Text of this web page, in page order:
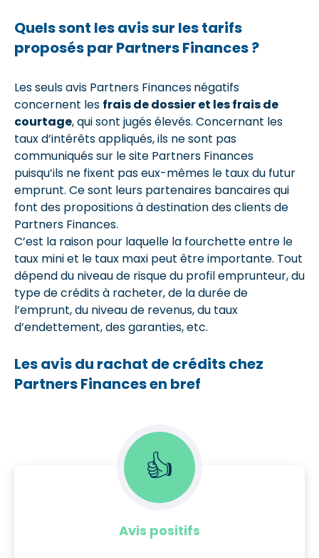
Quels sont les avis sur les tarifs
proposés par Partners Finances ?
Les seuls avis Partners Financesnégatifs
concernent les frais de dossier et les frais de
courtage, qui sont jugés élevés. Concernant les
taux d’intérêts appliqués, ils ne sont pas
communiqués sur le site Partners Finances
puisqu’ils ne fixent pas eux-mêmes le taux du futur
emprunt. Ce sont leurs partenaires bancaires qui
font des propositions à destination des clients de
Partners Finances.
C’est la raison pour laquelle la fourchette entre le
taux mini et le taux maxi peut être importante. Tout
dépend du niveau de risque du profil emprunteur, du
type de crédits à racheter, de la durée de
l’emprunt, du niveau de revenus, du taux
d’endettement, des garanties, etc.
Les avis du rachat de crédits chez
Partners Finances en bref
👍
Avis positifs